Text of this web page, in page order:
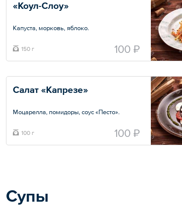
«Коул-Слоу»
Капуста, морковь, яблоко.
Общий вес – 150 г
150 г 100 ₽
Салат «Капрезе»
Моцарелла, помидоры, соус «Песто».
Общий вес – 100 г
100 г 100 ₽
Супы